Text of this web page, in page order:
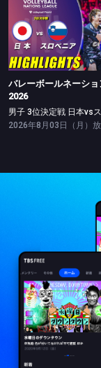
バレーボールネーション
バレーボールネーシ
2026
2026年8月03日（月）